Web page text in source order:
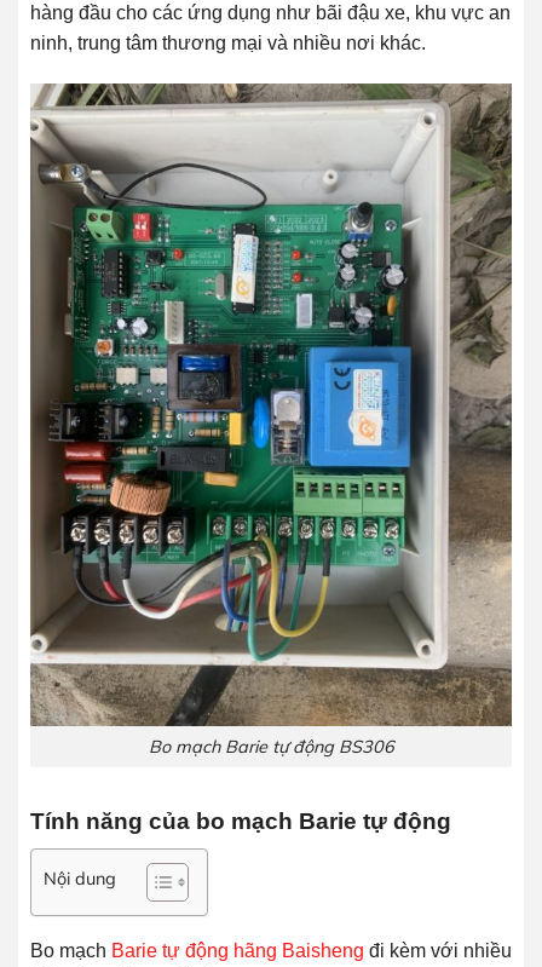
hàng đầu cho các ứng dụng như bãi đậu xe, khu vực an
ninh, trung tâm thương mại và nhiều nơi khác.
Bo mạch Barie tự động BS306
Tính năng của bo mạch Barie tự động
Nội dung
Bo mạch Barie tự động hãng Baisheng đi kèm với nhiều